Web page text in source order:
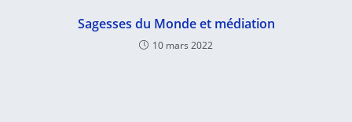
Sagesses du Monde et médiation
10 mars 2022